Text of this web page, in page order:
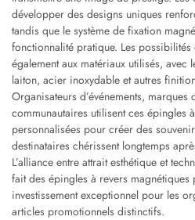
développer des designs uniques
tandis que le système de fixation
fonctionnalité pratique. Les possibilités
également aux matériaux utilisés,
laiton, acier inoxydable et autres
Organisateurs d’événements,
communautaires utilisent ces épingles
personnalisées pour créer des
destinataires chérissent longtemps
L’alliance entre attrait esthétique et
fait des épingles à revers magnétiques
investissement exceptionnel pour les
articles promotionnels distinctifs.